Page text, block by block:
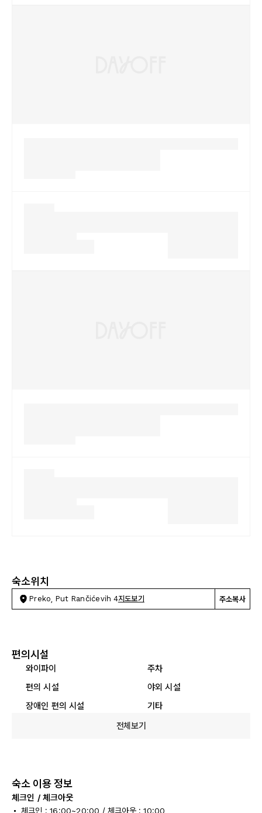
숙소위치
Preko, Put Rančićevih 4지도보기 주소복사
편의시설
와이파이
주차
편의 시설
야외 시설
장애인 편의 시설
기타
전체보기
숙소 이용 정보
체크인 / 체크아웃
체크인 : 16:00~20:00 / 체크아웃 : 10:00